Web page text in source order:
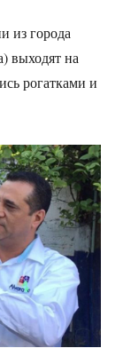
из города
выходят на
рогатками и